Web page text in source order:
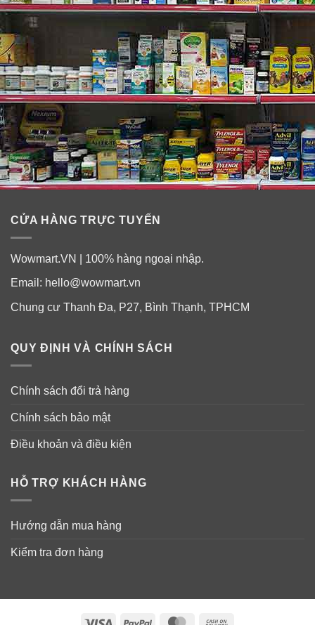
CỬA HÀNG TRỰC TUYẾN
Wowmart.VN | 100% hàng ngoại nhập.
Email: hello@wowmart.vn
Chung cư Thanh Đa, P27, Bình Thạnh, TPHCM
QUY ĐỊNH VÀ CHÍNH SÁCH
Chính sách đổi trả hàng
Chính sách bảo mật
Điều khoản và điều kiện
HỖ TRỢ KHÁCH HÀNG
Hướng dẫn mua hàng
Kiểm tra đơn hàng
Visa PayPal MasterCard